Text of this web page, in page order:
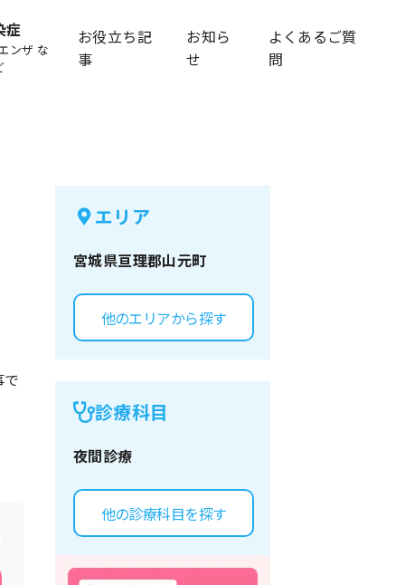
症
ンザ な
お役立ち記
事
お知ら
せ
よくあるご質
問
エリア
宮城県亘理郡山元町
他のエリアから探す
診療科目
夜間診療
他の診療科目を探す